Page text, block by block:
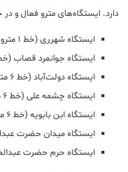
دارد. ایستگاه‌های مترو فعال و
ایستگاه شهرری (خط ۱ مترو تهران)
ایستگاه جوانمرد قصاب (خط ۱ مترو
ایستگاه دولت‌آباد (خط ۶ مترو تهران)
ایستگاه چشمه علی (خط ۶ مترو تهران)
ایستگاه ابن بابویه (خط ۶ مترو تهران)
ایستگاه میدان حضرت عبدالعظیم
ایستگاه حرم حضرت عبدالعظیم (خط